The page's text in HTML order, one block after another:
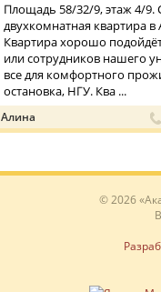
Площадь 58/32/9, этаж 4/9.
двухкомнатная квартира в
Квартира хорошо
или сотрудников нашего
все для комфортного
остановка, НГУ. Ква ...
Алина
© 2026